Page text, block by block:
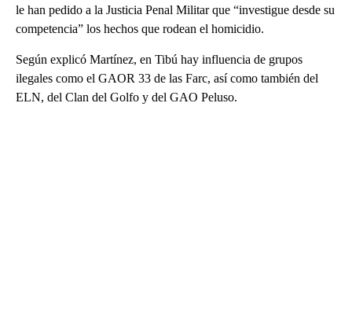
le han pedido a la Justicia Penal Militar que “investigue desde su
competencia” los hechos que rodean el homicidio.
Según explicó Martínez, en Tibú hay influencia de grupos
ilegales como el GAOR 33 de las Farc, así como también del
ELN, del Clan del Golfo y del GAO Peluso.